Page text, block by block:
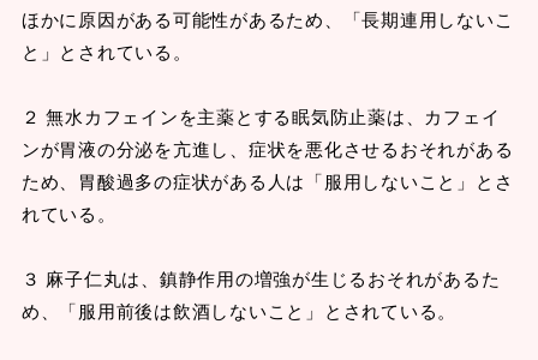
ほかに原因がある可能性があるため、「長期連用しないこ
と」とされている。
２ 無水カフェインを主薬とする眠気防止薬は、カフェイ
ンが胃液の分泌を亢進し、症状を悪化させるおそれがある
ため、胃酸過多の症状がある人は「服用しないこと」とさ
れている。
３ 麻子仁丸は、鎮静作用の増強が生じるおそれがあるた
め、「服用前後は飲酒しないこと」とされている。